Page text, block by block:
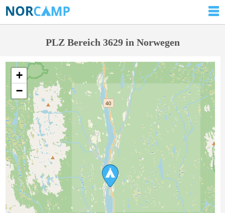
PLZ Bereich 3629 in Norwegen
+
−